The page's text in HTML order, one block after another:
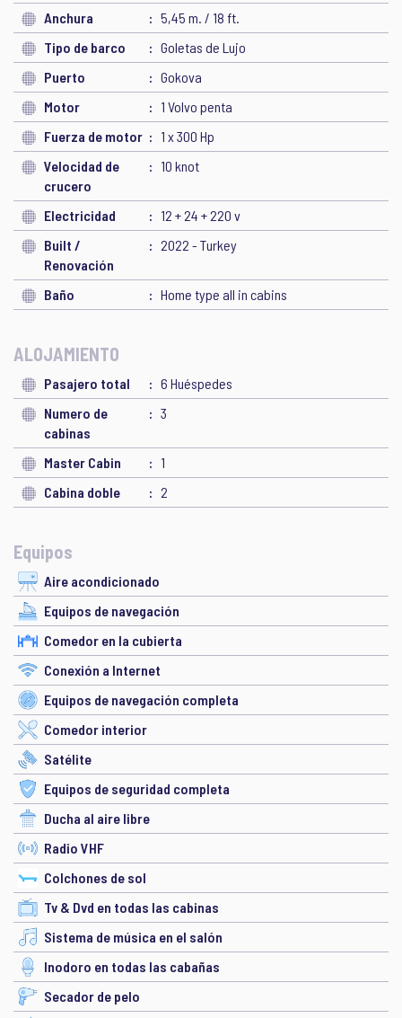
Anchura
5,45 m. / 18 ft.
Tipo de barco
Goletas de Lujo
Puerto
Gokova
Motor
1 Volvo penta
Fuerza de motor
1 x 300 Hp
Velocidad de
crucero
10 knot
Electricidad
12 + 24 + 220 v
Built /
Renovación
2022 - Turkey
Baño Home type all in cabins
ALOJAMIENTO
Pasajero total
6 Huéspedes
Numero de
cabinas
3
Master Cabin
1
Cabina doble
2
Equipos
Aire acondicionado
Equipos de navegación
Comedor en la cubierta
Conexión a Internet
Equipos de navegación completa
Comedor interior
Satélite
Equipos de seguridad completa
Ducha al aire libre
Radio VHF
Colchones de sol
Tv & Dvd en todas las cabinas
Sistema de música en el salón
Inodoro en todas las cabañas
Secador de pelo